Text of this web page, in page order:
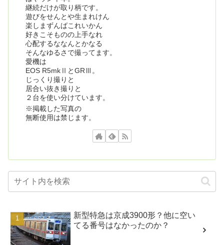
継続だけが取り柄です。
遊びをせんとや生まれけん
楽しまずんばこれいかん
好きこそものの上手なれ
心配するななんとかなる
そんなゆるさで撮ってます。
愛機は
EOS R5mkⅡとGRⅢ。
じっくり撮りと
居合い抜き撮りと
２台を使い分けています。
※掲載した写真の
無断使用は禁じます。
新型特急は京成3900形？他に空い
てる番号はなかったのか？